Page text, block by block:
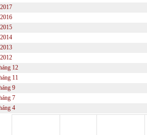
12
11
9
7
4